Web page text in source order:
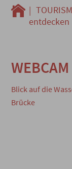
|
entdecken
WEBCAM
Blick auf die
Brücke